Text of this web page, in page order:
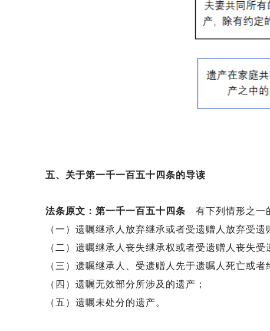
五、关于第一千一百五十四条的导读
法条原文：第一千一百五十四条有下列情形之一
（一）遗嘱继承人放弃继承或者受遗赠人放弃受遗
（二）遗嘱继承人丧失继承权或者受遗赠人丧失受
（三）遗嘱继承人、受遗赠人先于遗嘱人死亡或者
（四）遗嘱无效部分所涉及的遗产；
（五）遗嘱未处分的遗产。